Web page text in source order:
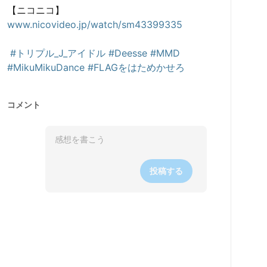
www.nicovideo.jp/watch/sm43399335
#トリプル_J_アイドル #Deesse #MMD
#MikuMikuDance #FLAGをはためかせろ
コメント
投稿する